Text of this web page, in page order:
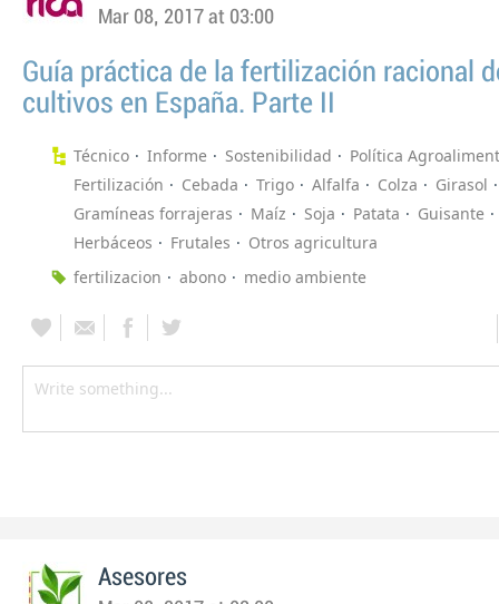
Mar 08, 2017 at 03:00
Guía práctica de la fertilización racional
cultivos en España. Parte II
Técnico Informe Sostenibilidad
Política
Fertilización
Cebada Trigo Alfalfa Colza
Girasol
Gramíneas forrajeras
Maíz Soja Patata
Guisante
Herbáceos
Frutales
Otros agricultura
fertilizacion
abono medio ambiente
Asesores